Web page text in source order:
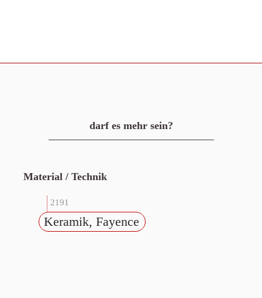
darf es mehr sein?
Material / Technik
2191
Keramik, Fayence